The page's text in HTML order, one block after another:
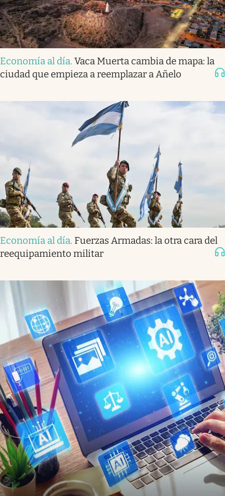
Economía al día. Vaca Muerta cambia de mapa: la
ciudad que empieza a reemplazar a Añelo
Economía al día. Fuerzas Armadas: la otra cara del
reequipamiento militar